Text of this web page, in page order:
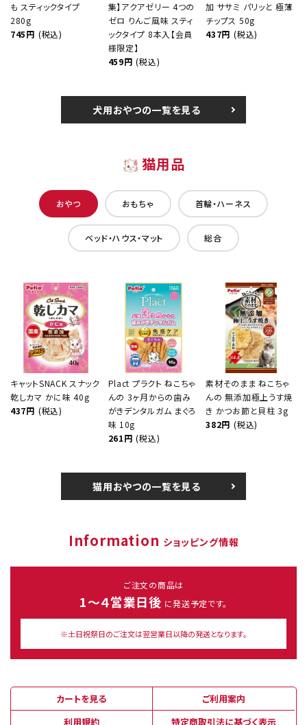
も スティックタイプ
280g
745円 (税込)
集】アクアゼリー 4つの
ゼロ りんご風味 スティ
ックタイプ 8本入【会員
様限定】
459円 (税込)
加 ササミ パリッと 極薄
チップス 50g
437円 (税込)
犬用おやつの一覧を見る
猫用品
おやつ おもちゃ 首輪・ハーネス
ベッド・ハウス・マット 総合
キャットSNACK スナック
乾しカマ かに味 40g
437円 (税込)
Plact プラクト ねこちゃ
んの 3ヶ月からの歯み
がきデンタルガム まぐろ
味 10g
261円 (税込)
素材そのまま ねこちゃ
んの 無添加極上うす焼
き かつお節と貝柱 3g
382円 (税込)
猫用おやつの一覧を見る
Information ショッピング情報
ご注文の商品は
1～４営業日後 に発送予定です。
※土日祝祭日のご注文は翌営業日以降の発送となります。
カートを見る
ご利用案内
利用規約
特定商取引法に基づく表示